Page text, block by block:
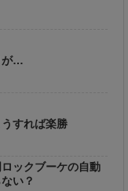
が…
うすれば楽勝
ックブーケの自動
い？